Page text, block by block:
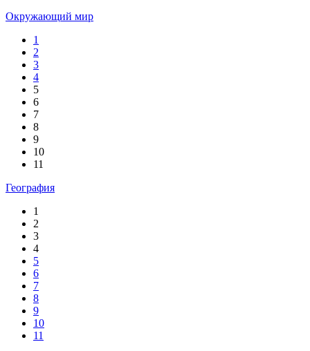
Окружающий мир
1
2
3
4
5
6
7
8
9
10
11
География
1
2
3
4
5
6
7
8
9
10
11